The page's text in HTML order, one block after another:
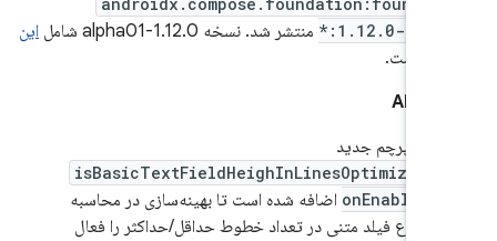
*:1.12.0-منتشر شد. نسخه 1.12.0-alpha01 شامل
این
یک پرچم جدید
isBasicTextFieldHeighInLinesOptimizati
onEnabledاضافه شده است تا بهینه‌سازی در محاسبه
ارتفاع فیلد متنی در تعداد خطوط حداقل/حداکثر را فعال